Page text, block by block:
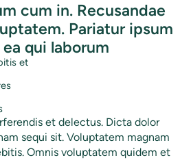
cum in. Recusandae
Pariatur ipsum
qui laborum
et
et delectus. Dicta dolor
sequi sit. Voluptatem magnam
Omnis voluptatem quidem et